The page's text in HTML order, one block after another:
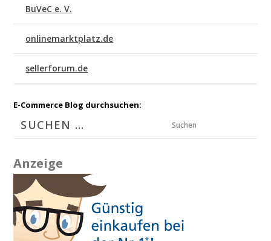
BuVeC e. V.
onlinemarktplatz.de
sellerforum.de
E-Commerce Blog durchsuchen:
Suchen
Anzeige